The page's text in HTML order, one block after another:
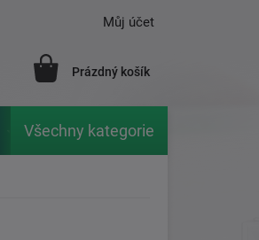
Můj účet
Prázdný košík
Zahrada Značky
Všechny kategorie